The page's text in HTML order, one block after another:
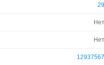
29
Нет
Нет
12937567